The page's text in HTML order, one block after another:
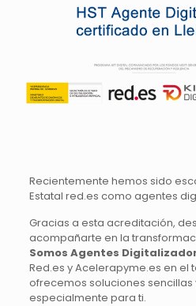
Recientemente hemos sido
Estatal red.es como agentes
Gracias a esta acreditación,
acompañarte en la
Somos Agentes
Red.es y Acelerapyme.es en el
ofrecemos soluciones
especialmente para ti.